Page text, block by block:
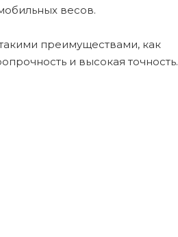
весов.
преимуществами, как
и высокая точность.